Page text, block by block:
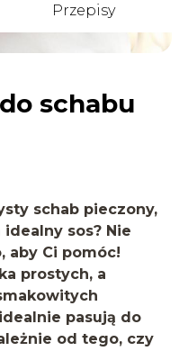
Przepisy
schabu
schab pieczony,
idealny sos? Nie
aby Ci pomóc!
prostych, a
pasują do
od tego, czy